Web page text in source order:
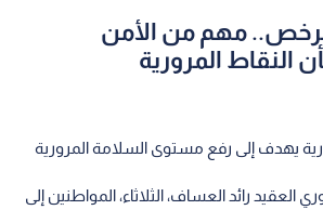
مهم من الأمن
النقاط المرورية
يهدف إلى رفع مستوى السلامة المرورية
العقيد رائد العساف، الثلاثاء، المواطنين إلى